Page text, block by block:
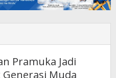
Pramuka Jadi
Muda